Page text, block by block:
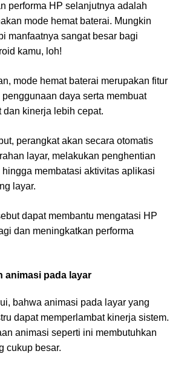
performa HP selanjutnya adalah
mode hemat baterai. Mungkin
manfaatnya sangat besar bagi
kamu, loh!
mode hemat baterai merupakan fitur
daya serta membuat
dan kinerja lebih cepat.
perangkat akan secara otomatis
layar, melakukan penghentian
membatasi aktivitas aplikasi
layar.
dapat membantu mengatasi HP
dan meningkatkan performa
animasi pada layar
bahwa animasi pada layar yang
dapat memperlambat kinerja sistem.
animasi seperti ini membutuhkan
cukup besar.